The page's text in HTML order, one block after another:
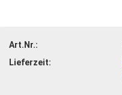
Art.Nr.:
Lieferzeit: